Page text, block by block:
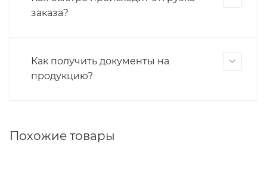
заказа?
Как получить документы на
продукцию?
Похожие товары